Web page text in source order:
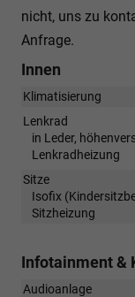
nicht, uns zu
Anfrage.
Innen
Klimatisierung
Lenkrad
in Leder,
Lenkradheizung
Sitze
Isofix
Sitzheizung
Infotainment &
Audioanlage